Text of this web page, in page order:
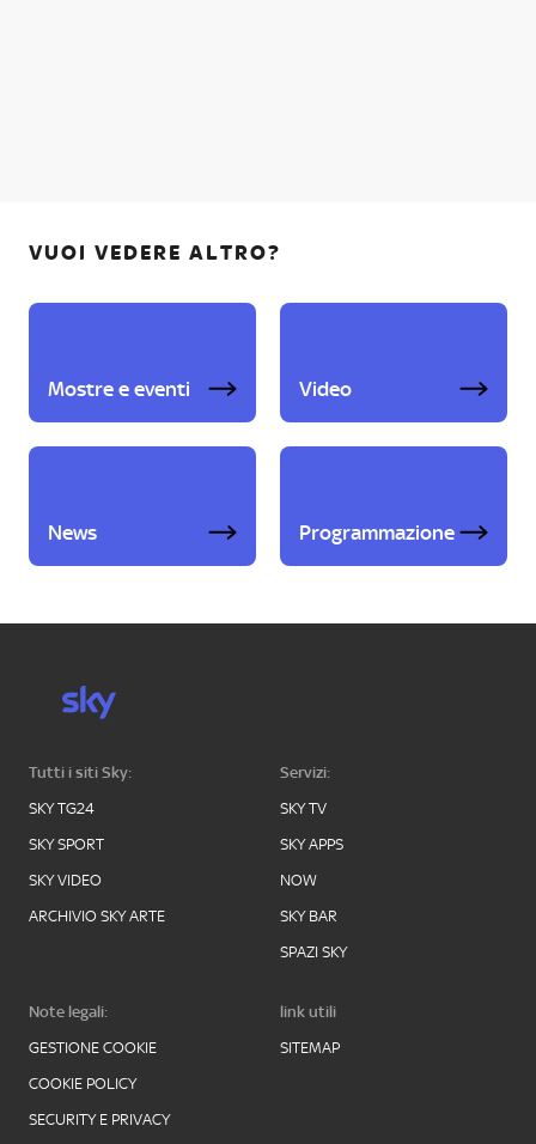
VUOI VEDERE ALTRO?
Mostre e eventi Video
News Programmazione
Tutti i siti Sky:
SKY TG24
SKY SPORT
SKY VIDEO
ARCHIVIO SKY ARTE
Servizi:
SKY TV
SKY APPS
NOW
SKY BAR
SPAZI SKY
Note legali:
GESTIONE COOKIE
COOKIE POLICY
SECURITY E PRIVACY
link utili
SITEMAP